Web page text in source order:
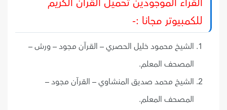
للكمبيوتر مجانا :-
الشيخ محمود خليل الحصري – القرآن مجود – ورش –
المصحف المعلم.
الشيخ محمد صديق المنشاوي – القرآن مجود –
المصحف المعلم.